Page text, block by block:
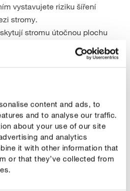
content and ads, to
and to analyse our traffic.
about your use of our site
and analytics
it with other information that
or that they’ve collected from
vystavujete riziku šíření
stromy.
stromu útočnou plochu
kterým je potřeba se
vykazují značnou
10 cm a více však může
ránu ošetřit. K uzavřetí
tmely na bázi stromových
řezné rány jako náplast.
lépe obrůst a rychle
větve má stále dostatek